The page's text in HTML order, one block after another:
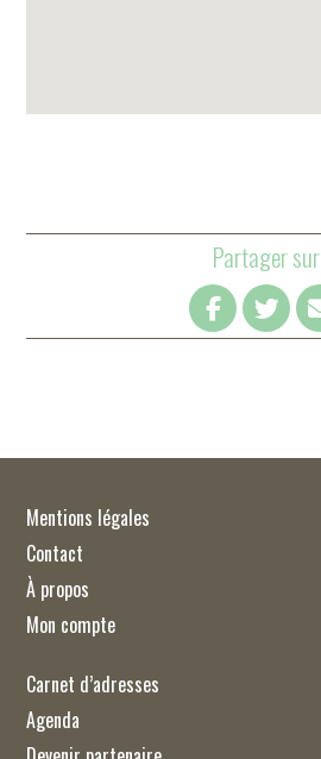
Partager sur
Mentions légales
Contact
À propos
Mon compte
Carnet d’adresses
Agenda